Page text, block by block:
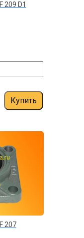
209 D1
Купить
207